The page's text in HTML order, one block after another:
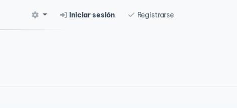
Iniciar sesión Registrarse